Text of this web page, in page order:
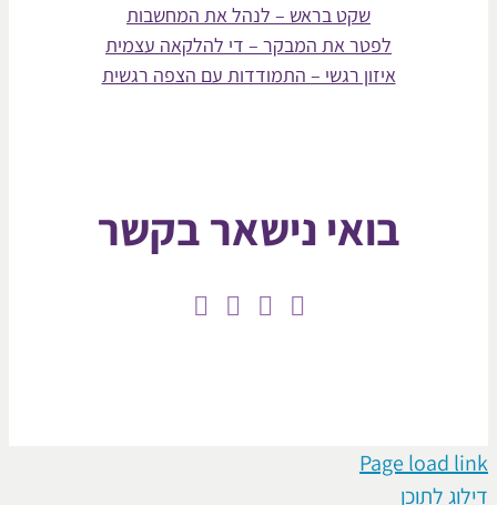
שקט בראש – לנהל את המחשבות
לפטר את המבקר – די להלקאה עצמית
איזון רגשי – התמודדות עם הצפה רגשית
בואי נישאר בקשר
Page